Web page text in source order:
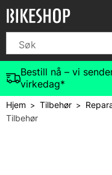
Bestill nå – vi
virkedag*
Hjem>Tilbehør>
Tilbehør